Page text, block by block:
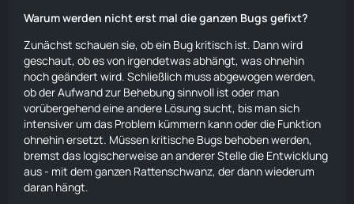
Warum werden nicht erst mal die ganzen Bugs gefixt?
Zunächst schauen sie, ob ein Bug kritisch ist. Dann wird
geschaut, ob es von irgendetwas abhängt, was ohnehin
noch geändert wird. Schließlich muss abgewogen werden,
ob der Aufwand zur Behebung sinnvoll ist oder man
vorübergehend eine andere Lösung sucht, bis man sich
intensiver um das Problem kümmern kann oder die Funktion
ohnehin ersetzt. Müssen kritische Bugs behoben werden,
bremst das logischerweise an anderer Stelle die Entwicklung
aus - mit dem ganzen Rattenschwanz, der dann wiederum
daran hängt.